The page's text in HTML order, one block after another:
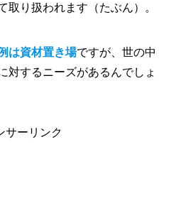
取り扱われます（たぶん）。
は資材置き場ですが、世の中
対するニーズがあるんでしょ
サーリンク